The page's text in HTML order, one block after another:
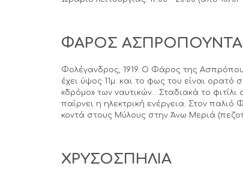
ΦΑΡΟΣ
Φολέγανδρος, 1919. Ο Φάρος της
έχει ύψος 11μ. και το φως του είναι ορατό
«δρόμο» των ναυτικών… Σταδιακά το
παίρνει η ηλεκτρική ενέργεια. Στον
κοντά στους Μύλους στην Άνω Μεριά
ΧΡΥΣΟΣΠΗΛΙΑ